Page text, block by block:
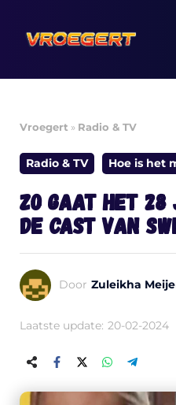
naar
inhoud
Vroegert » Radio & TV
Radio & TV Hoe is het
Zo gaat het
de cast van
Door Zuleikha
Laatste update: 20-02-2024